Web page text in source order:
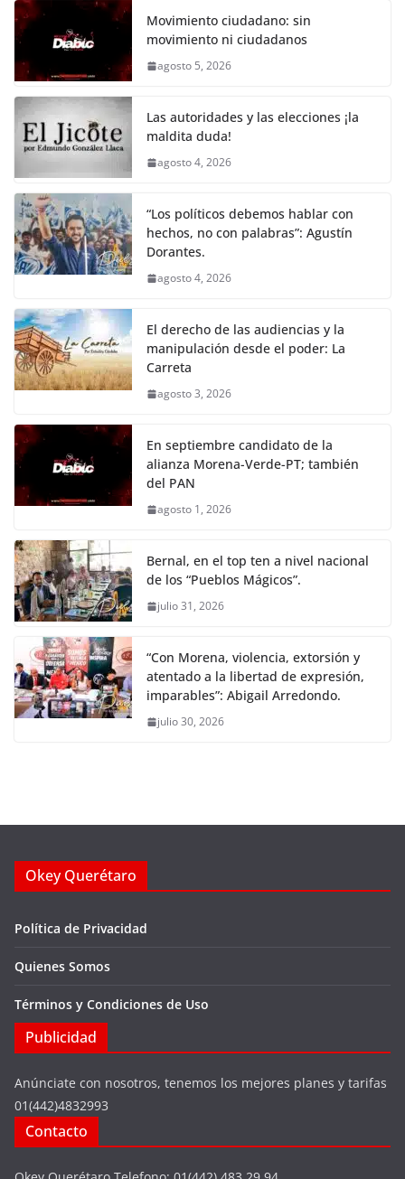
k
e
b
o
o
k
er s
A
p
y
Li
k
gr
a
e
Movimiento ciudadano: sin
movimiento ni ciudadanos
agosto 5, 2026
Las autoridades y las elecciones ¡la
maldita duda!
agosto 4, 2026
“Los políticos debemos hablar con
hechos, no con palabras”: Agustín
Dorantes.
agosto 4, 2026
El derecho de las audiencias y la
manipulación desde el poder: La
Carreta
agosto 3, 2026
En septiembre candidato de la
alianza Morena-Verde-PT; también
del PAN
agosto 1, 2026
Bernal, en el top ten a nivel nacional
de los “Pueblos Mágicos”.
julio 31, 2026
“Con Morena, violencia, extorsión y
atentado a la libertad de expresión,
imparables”: Abigail Arredondo.
julio 30, 2026
Okey Querétaro
Política de Privacidad
Quienes Somos
Términos y Condiciones de Uso
Publicidad
Anúnciate con nosotros, tenemos los mejores planes y tarifas
01(442)4832993
Contacto